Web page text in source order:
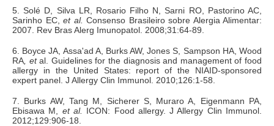
5. Solé D, Silva LR, Rosario Filho N, Sarni RO, Pastorino AC,
Sarinho EC, et al. Consenso Brasileiro sobre Alergia Alimentar:
2007. Rev Bras Alerg Imunopatol. 2008;31:64-89.
6. Boyce JA, Assa'ad A, Burks AW, Jones S, Sampson HA, Wood
RA , etal. Guidelines for the diagnosis and management of food
allergy in the United States: report of the NIAID-sponsored
expert panel. J Allergy Clin Immunol. 2010;126:1-58.
7. Burks AW, Tang M, Sicherer S, Muraro A, Eigenmann PA,
Ebisawa M, et al.
ICON: Food allergy. J Allergy Clin Immunol.
2012;129:906-18.